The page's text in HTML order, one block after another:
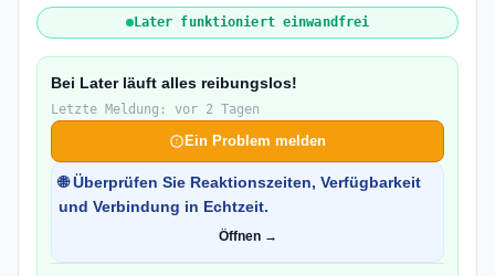
Later funktioniert einwandfrei
Bei Later läuft alles reibungslos!
Letzte Meldung: vor 2 Tagen
Ein Problem melden
🌐 Überprüfen Sie Reaktionszeiten, Verfügbarkeit
und Verbindung in Echtzeit.
Öffnen →